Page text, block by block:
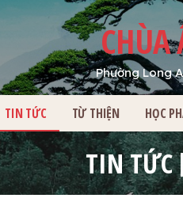
CHÙA
Phường Long
TIN TỨC TỪ THIỆN HỌC
TIN TỨC